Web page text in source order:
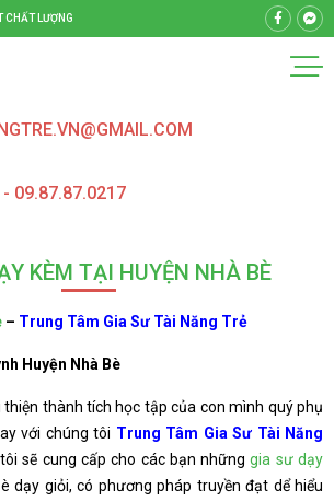
CHẤT LƯỢNG
09.87.87.0217
KÈM TẠI HUYỆN NHÀ BÈ
– Trung Tâm Gia Sư Tài Năng Trẻ
Huyện Nhà Bè
thiện thành tích học tập của con mình quý phụ
với chúng tôi Trung Tâm Gia Sư Tài Năng
tôi sẽ cung cấp cho các bạn nhữnggia sư dạy
dạy giỏi, có phương pháp truyền đạt dể hiểu